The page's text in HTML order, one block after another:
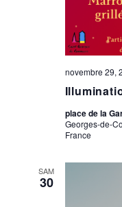
novembre 29,
place de la
Georges-de-
France
SAM
30